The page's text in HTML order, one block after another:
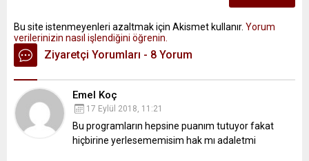
Bu site istenmeyenleri azaltmak için Akismet kullanır. Yorum
verilerinizin nasıl işlendiğini öğrenin.
Ziyaretçi Yorumları - 8 Yorum
Emel Koç
17 Eylül 2018, 11:21
Bu programların hepsine puanım tutuyor fakat
hiçbirine yerlesememisim hak mı adaletmi